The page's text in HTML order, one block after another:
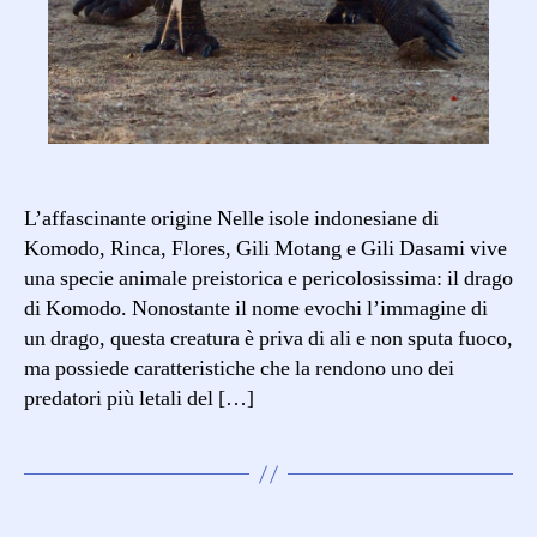
L’affascinante origine Nelle isole indonesiane di
Komodo, Rinca, Flores, Gili Motang e Gili Dasami vive
una specie animale preistorica e pericolosissima: il drago
di Komodo. Nonostante il nome evochi l’immagine di
un drago, questa creatura è priva di ali e non sputa fuoco,
ma possiede caratteristiche che la rendono uno dei
predatori più letali del […]